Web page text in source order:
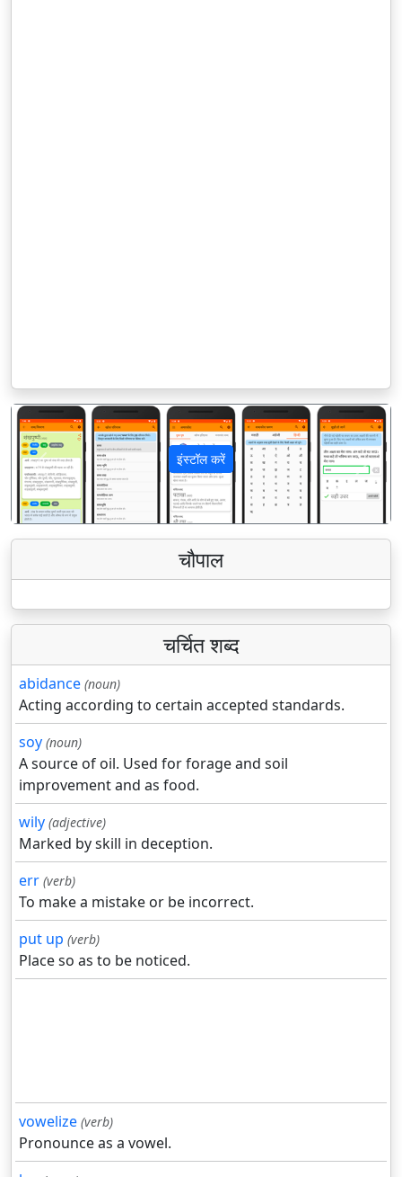
इंस्टॉल करें
पिछला अगला
चौपाल
चर्चित शब्द
abidance (noun)
Acting according to certain accepted standards.
soy (noun)
A source of oil. Used for forage and soil
improvement and as food.
wily (adjective)
Marked by skill in deception.
err (verb)
To make a mistake or be incorrect.
put up (verb)
Place so as to be noticed.
vowelize (verb)
Pronounce as a vowel.